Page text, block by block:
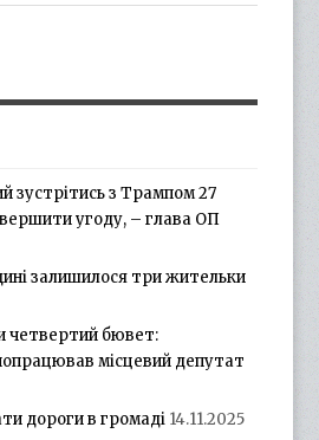
зустрітись з Трампом 27
угоду, – глава ОП
залишилося три жительки
четвертий бювет:
місцевий депутат
дороги в громаді 14.11.2025